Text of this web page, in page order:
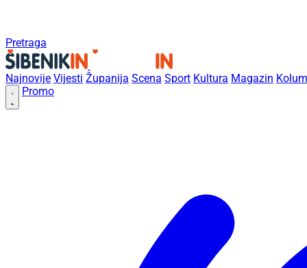
Pretraga
Najnovije Vijesti Županija Scena Sport Kultura Magazin
Promo